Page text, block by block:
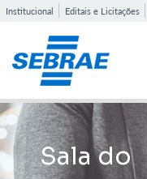
Institucional Editais e Licitações
Sala do